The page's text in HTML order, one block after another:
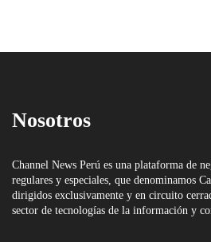
Nosotros
Channel News Perú es una plataforma de
regulares y especiales, que denominamos
dirigidos exclusivamente y en circuito
sector de tecnologías de la información y